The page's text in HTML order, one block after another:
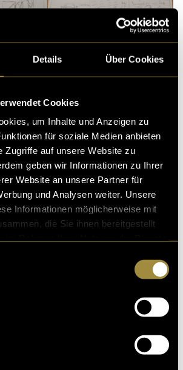
Details Über Cookies
Cookies
um Inhalte und Anzeigen zu
für soziale Medien anbieten
Zugriffe auf unsere Website zu
geben wir Informationen zu Ihrer
Website an unsere Partner für
und Analysen weiter. Unsere
Informationen möglicherweise mit
die Sie ihnen bereitgestellt